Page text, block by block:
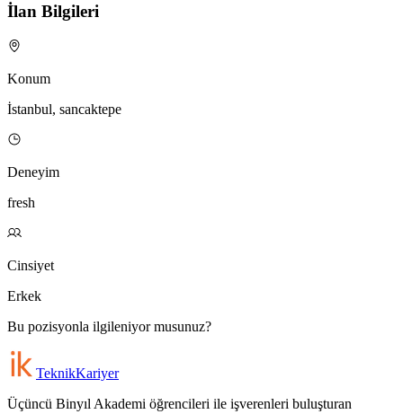
İlan Bilgileri
Konum
İstanbul, sancaktepe
Deneyim
fresh
Cinsiyet
Erkek
Bu pozisyonla ilgileniyor musunuz?
TeknikKariyer
Üçüncü Binyıl Akademi öğrencileri ile işverenleri buluşturan